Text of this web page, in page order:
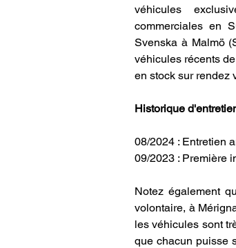
véhicules
commerciales en
Svenska à Malmö
véhicules récents
en stock sur rendez
Historique
08/2024 : Entretien
09/2023 : Première
Notez également
volontaire, à
les véhicules sont
que chacun puisse